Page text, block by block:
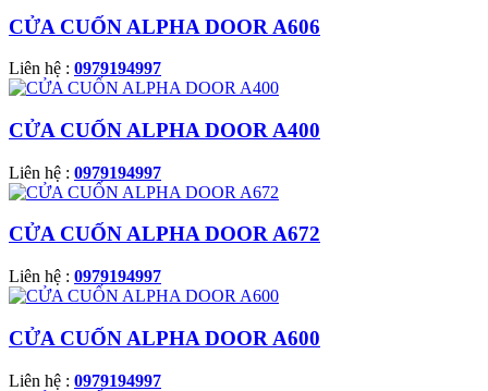
CỬA CUỐN ALPHA DOOR A606
Liên hệ : 0979194997
CỬA CUỐN ALPHA DOOR A400
Liên hệ : 0979194997
CỬA CUỐN ALPHA DOOR A672
Liên hệ : 0979194997
CỬA CUỐN ALPHA DOOR A600
Liên hệ : 0979194997